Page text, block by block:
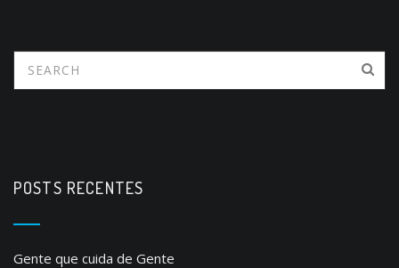
POSTS RECENTES
Gente que cuida de Gente